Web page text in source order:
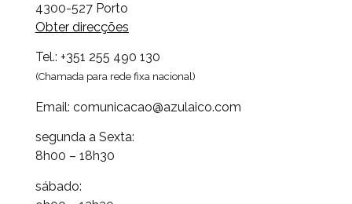
4300-527 Porto
Obter direcções
Tel.: +351 255 490 130
(Chamada para rede fixa nacional)
Email: comunicacao@azulaico.com
segunda a Sexta:
8h00 – 18h30
sábado: